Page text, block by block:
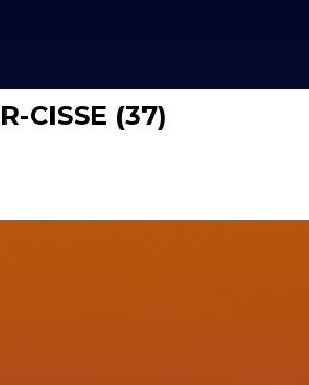
CISSE (37)